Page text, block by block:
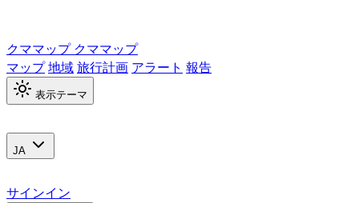
クママップ クママップ
マップ地域旅行計画 アラート 報告
表示テーマ
JA
サインイン